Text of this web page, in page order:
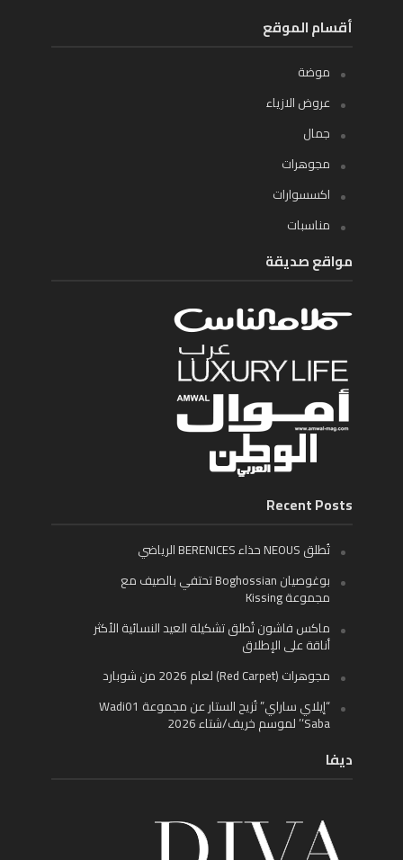
أقسام الموقع
موضة
عروض الازياء
جمال
مجوهرات
اكسسوارات
مناسبات
مواقع صديقة
Recent Posts
تُطلق NEOUS حذاء BERENICES الرياضي
بوغوصيان Boghossian تحتفي بالصيف مع
مجموعة Kissing
ماكس فاشون تُطلق تشكيلة العيد النسائية الأكثر
أناقة على الإطلاق
مجوهرات (Red Carpet) لعام 2026 من شوبارد
“إيلاي ساراي” تُزيح الستار عن مجموعة Wadi01
‘Saba’ لموسم خريف/شتاء 2026
ديفا